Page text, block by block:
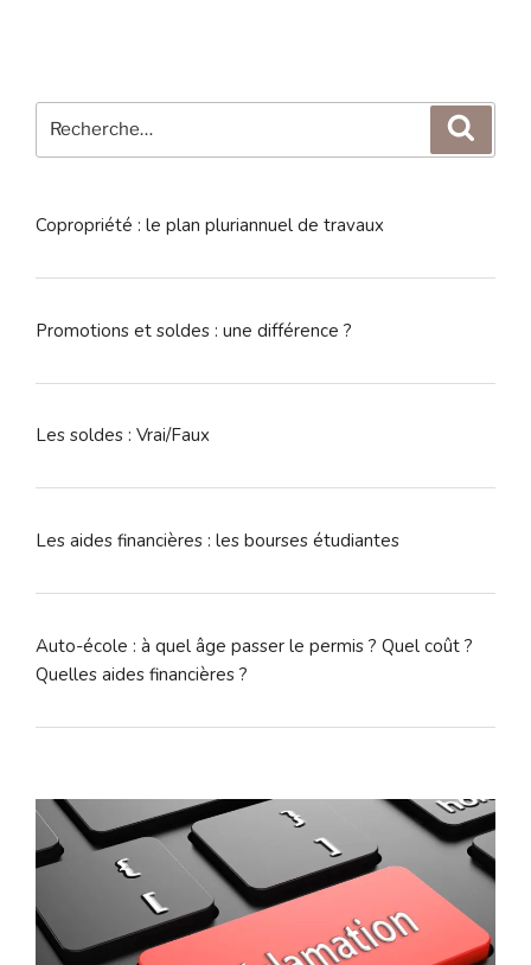
pour
Copropriété : le plan pluriannuel de travaux
Promotions et soldes : une différence ?
Les soldes : Vrai/Faux
Les aides financières : les bourses étudiantes
Auto-école : à quel âge passer le permis ? Quel coût ?
Quelles aides financières ?